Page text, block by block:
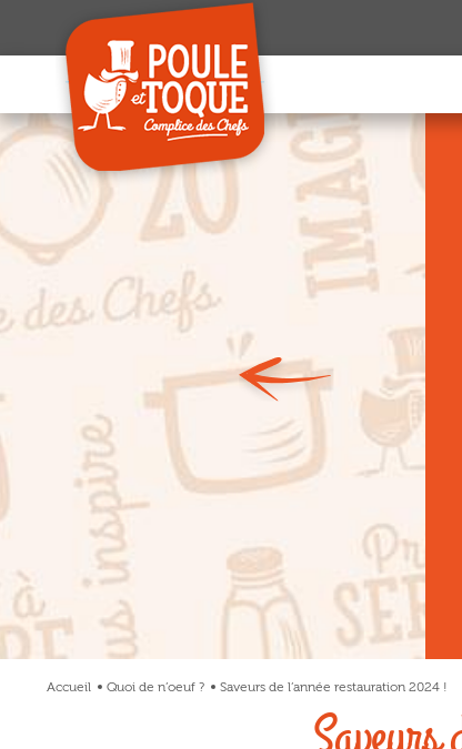
Accueil Quoi de n’oeuf ? Saveurs de l’année restauration 2024 !
site et à des fins
pouvez changer d'avis à tout
cliquant sur l'icône présente sur
page de notre site. En
services tiers, vous acceptez le
lecture de cookies et
technologies de suivi
bon fonctionnement.
Charte de confidentialité